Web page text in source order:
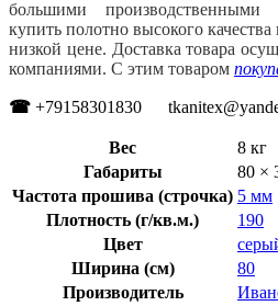
большими
купить полотно высокого
низкой цене. Доставка товара
компаниями. С этим товаром
☎ +79158301830
Вес
8 кг
Габариты
80 ×
Частота прошива (строчка) 5 мм
Плотность (г/кв.м.)
190
Цвет
Ширина (см)
80
Производитель